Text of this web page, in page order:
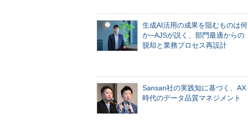
生成AI活用の成果を阻むものは何
か─AJSが説く、部門最適からの
脱却と業務プロセス再設計
Sansan社の実践知に基づく、AX
時代のデータ品質マネジメント